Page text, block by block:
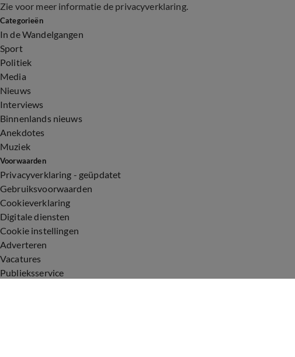
Zie voor meer informatie de privacyverklaring.
Categorieën
In de Wandelgangen
Sport
Politiek
Media
Nieuws
Interviews
Binnenlands nieuws
Anekdotes
Muziek
Voorwaarden
Privacyverklaring - geüpdatet
Gebruiksvoorwaarden
Cookieverklaring
Digitale diensten
Cookie instellingen
Adverteren
Vacatures
Publieksservice